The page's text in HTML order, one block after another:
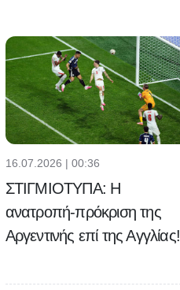
16.07.2026 | 00:36
ΣΤΙΓΜΙΟΤΥΠΑ: Η
ανατροπή-πρόκριση της
Αργεντινής επί της Αγγλίας!